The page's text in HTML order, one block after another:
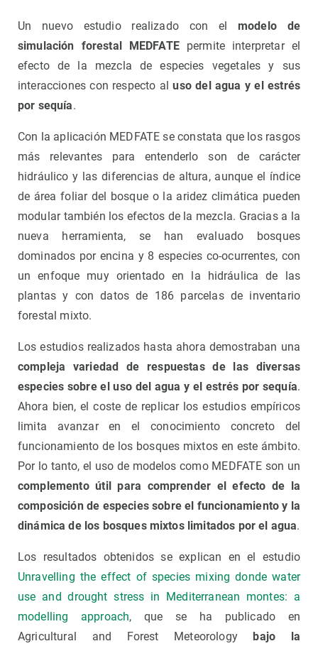
Un nuevo estudio realizado con el modelo de
simulación forestal MEDFATEpermite interpretar el
efecto de la mezcla de especies vegetales y sus
interacciones con respecto aluso del agua y el estrés
por sequía.
Con la aplicación MEDFATE se constata que los rasgos
más relevantes para entenderlo son de carácter
hidráulico y las diferencias de altura, aunque el índice
de área foliar del bosque o la aridez climática pueden
modular también los efectos de la mezcla. Gracias a la
nueva herramienta, se han evaluado bosques
dominados por encina y 8 especies co-ocurrentes, con
un enfoque muy orientado en la hidráulica de las
plantas y con datos de 186 parcelas de inventario
forestal mixto.
Los estudios realizados hasta ahora demostraban una
compleja variedad de respuestas de las diversas
especies sobre el uso del agua y el estrés por sequía.
Ahora bien, el coste de replicar los estudios empíricos
limita avanzar en el conocimiento concreto del
funcionamiento de los bosques mixtos en este ámbito.
Por lo tanto, el uso de modelos como MEDFATE son un
complemento útil para comprender el efecto de la
composición de especies sobre el funcionamiento y la
dinámica de los bosques mixtos limitados por el agua.
Los resultados obtenidos se explican en el estudio
Unravelling the effect of species mixing donde water
use and drought stress in Mediterranean montes: a
modelling approach, que se ha publicado en
Agricultural and Forest Meteorology
bajo la